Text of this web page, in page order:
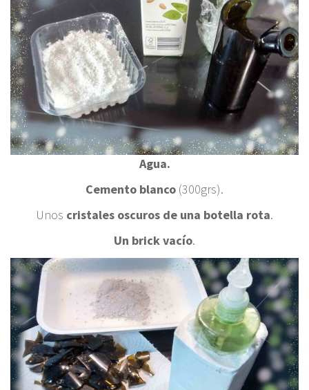
Agua.
Cemento blanco (300grs).
Unos cristales oscuros de una botella rota.
Un brick vacío.